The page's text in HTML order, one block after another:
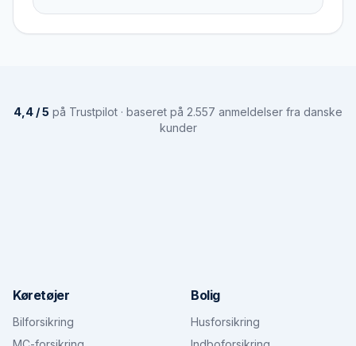
4,4 / 5 på Trustpilot · baseret på 2.557 anmeldelser fra danske
kunder
Køretøjer
Bilforsikring
Bolig
Husforsikring